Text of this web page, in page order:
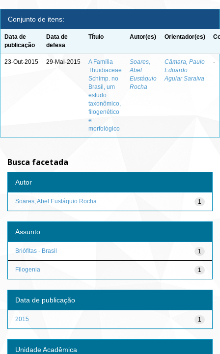
Conjunto de itens:
Data de
publicação
Data de
defesa
Título Autor(es) Orientador(es)
23-Out-2015 29-Mai-2015
A Família
Thuidiaceae
Schimp. no
Brasil, um
estudo
taxonômico,
filogenético
e
morfológico
Soares,
Abel
Eustáquio
Rocha
Câmara, Paulo
Eduardo
Aguiar Saraiva
-
Busca facetada
Autor
1
Soares, Abel Eustáquio Rocha
Assunto
1
Briófitas - Brasil
1
Filogenia
Data de publicação
1
2015
Unidade Acadêmica